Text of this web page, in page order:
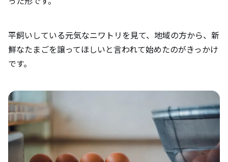
平飼いしている元気なニワトリを見て、地域の方から、新
鮮なたまごを譲ってほしいと言われて始めたのがきっかけ
です。